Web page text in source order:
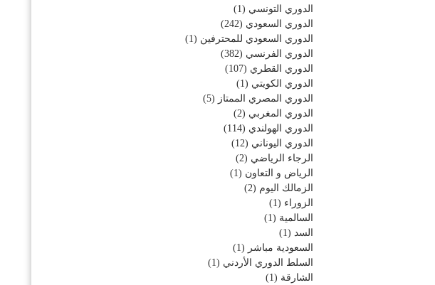
الدوري التونسي (1)
الدوري السعودي (242)
الدوري السعودي للمحترفين (1)
الدوري الفرنسي (382)
الدوري القطري (107)
الدوري الكويتي (1)
الدوري المصري الممتاز (5)
الدوري المغربي (2)
الدوري الهولندي (114)
الدوري اليوناني (12)
الرجاء الرياضي (2)
الرياض و التعاون (1)
الزمالك اليوم (2)
الزوراء (1)
السالمية (1)
السد (1)
السعودية مباشر (1)
السلط الدوري الأردني (1)
الشارقة (1)